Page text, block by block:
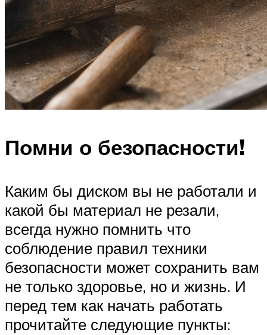
Помни о безопасности!
Каким бы диском вы не работали и
какой бы материал не резали,
всегда нужно помнить что
соблюдение правил техники
безопасности может сохранить вам
не только здоровье, но и жизнь. И
перед тем как начать работать
прочитайте следующие пункты: